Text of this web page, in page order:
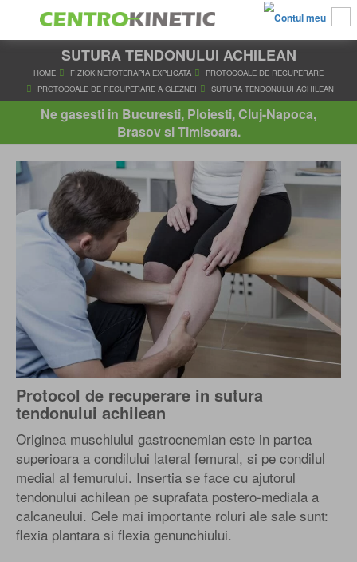
SUTURA TENDONULUI ACHILEAN
HOME FIZIOKINETOTERAPIA EXPLICATA
PROTOCOALE DE
PROTOCOALE DE RECUPERARE A GLEZNEI
SUTURA
Ne gasesti in Bucuresti, Ploiesti, Cluj-Napoca,
Brasov si Timisoara.
Protocol de recuperare in sutura
tendonului achilean
Originea muschiului gastrocnemian este in partea
superioara a condilului lateral femural, si pe condilul
medial al femurului. Insertia se face cu ajutorul
tendonului achilean pe suprafata postero-mediala a
calcaneului. Cele mai importante roluri ale sale sunt:
flexia plantara si flexia genunchiului.